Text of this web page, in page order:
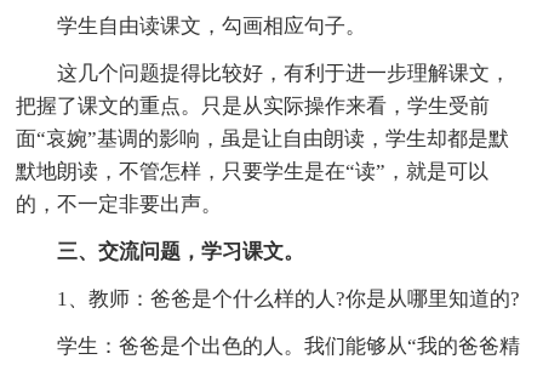
学生自由读课文，勾画相应句子。
这几个问题提得比较好，有利于进一步理解课文，
把握了课文的重点。只是从实际操作来看，学生受前
面“哀婉”基调的影响，虽是让自由朗读，学生却都是默
默地朗读，不管怎样，只要学生是在“读”，就是可以
的，不一定非要出声。
三、交流问题，学习课文。
1、教师：爸爸是个什么样的人?你是从哪里知道的?
学生：爸爸是个出色的人。我们能够从“我的爸爸精